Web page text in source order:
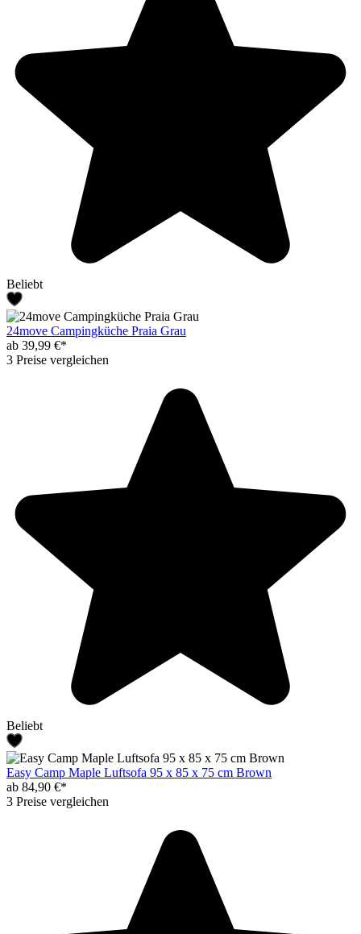
Beliebt
24move Campingküche Praia Grau
ab 39,99 €*
3 Preise vergleichen
Beliebt
Easy Camp Maple Luftsofa 95 x 85 x 75 cm Brown
ab 84,90 €*
3 Preise vergleichen